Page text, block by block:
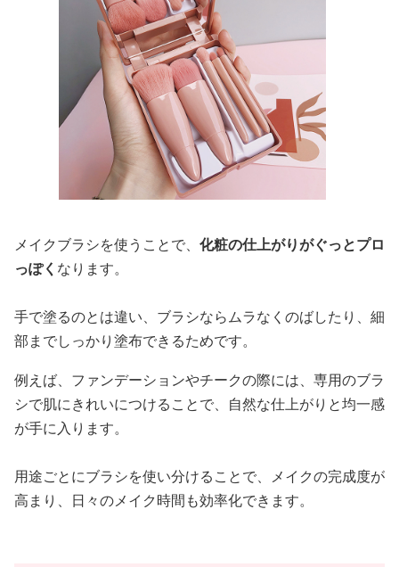
メイクブラシを使うことで、 化粧の仕上がりがぐっとプロ
っぽく なります。
手で塗るのとは違い、ブラシならムラなくのばしたり、細
部までしっかり塗布できるためです。
例えば、ファンデーションやチークの際には、専用のブラ
シで肌にきれいにつけることで、自然な仕上がりと均一感
が手に入ります。
用途ごとにブラシを使い分けることで、メイクの完成度が
高まり、日々のメイク時間も効率化できます。